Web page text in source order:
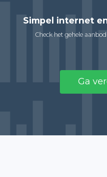
Simpel internet
Check het gehele
Ga